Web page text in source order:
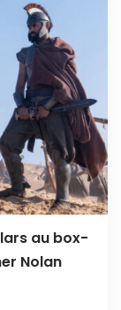
au box-
Nolan